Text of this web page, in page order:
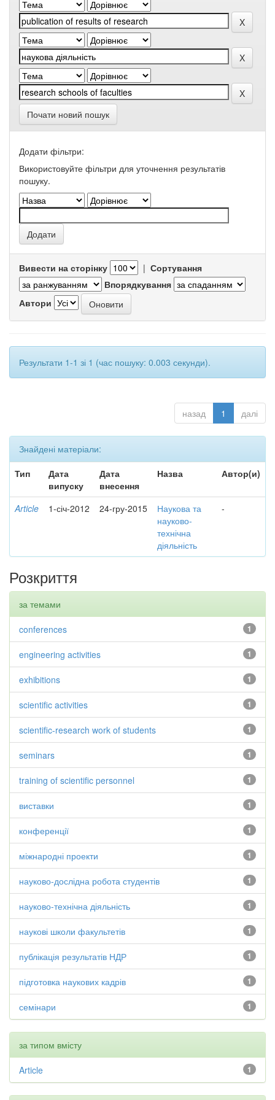
Почати новий пошук
Додати фільтри:
Використовуйте фільтри для уточнення результатів
пошуку.
Вивести на сторінку | Сортування
Впорядкування
Автори
Результати 1-1 зі 1 (час пошуку: 0.003 секунди).
назад 1 далі
Знайдені матеріали:
Тип
Дата
випуску
Дата
внесення
Назва Автор(и)
Article 1-січ-2012 24-гру-2015
Наукова та
науково-
технічна
діяльність
-
Розкриття
за темами
1
conferences
1
engineering activities
1
exhibitions
1
scientific activities
1
scientific-research work of students
1
seminars
1
training of scientific personnel
1
виставки
1
конференції
1
міжнародні проекти
1
науково-дослідна робота студентів
1
науково-технічна діяльність
1
наукові школи факультетів
1
публікація результатів НДР
1
підготовка наукових кадрів
1
семінари
за типом вмісту
1
Article